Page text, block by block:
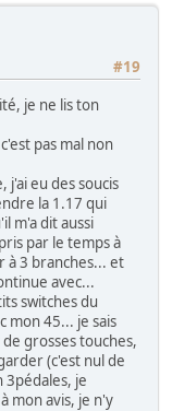
#19
je ne lis ton
pas mal non
j'ai eu des soucis
la 1.17 qui
m'a dit aussi
par le temps à
à 3 branches... et
avec...
switches du
mon 45... je sais
grosses touches,
(c'est nul de
3pédales, je
mon avis, je n'y